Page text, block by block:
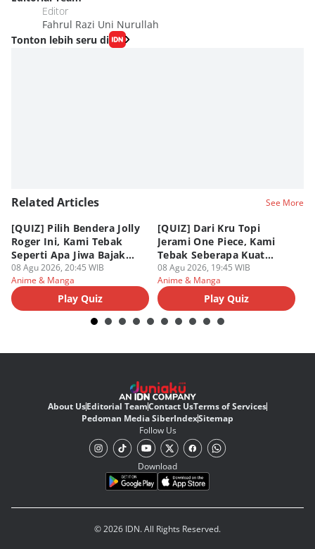
Editor
Fahrul Razi Uni Nurullah
Tonton lebih seru di
Related Articles See More
[QUIZ] Pilih Bendera Jolly
Roger Ini, Kami Tebak
Seperti Apa Jiwa Bajak
Laut Dalam Dirimu
08 Agu 2026, 20:45 WIB
Anime & Manga
Play Quiz
[QUIZ] Dari Kru Topi
Jerami One Piece, Kami
Tebak Seberapa Kuat
Mentalmu
08 Agu 2026, 19:45 WIB
Anime & Manga
Play Quiz
About UsEditorial TeamContact UsTerms of Services
Pedoman Media SiberIndexSitemap
Follow Us
Download
© 2026 IDN. All Rights Reserved.